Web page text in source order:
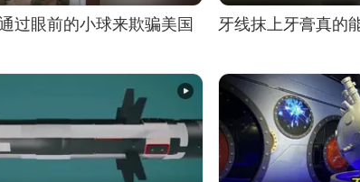
过眼前的小球来欺骗美国
牙线抹上牙膏真的